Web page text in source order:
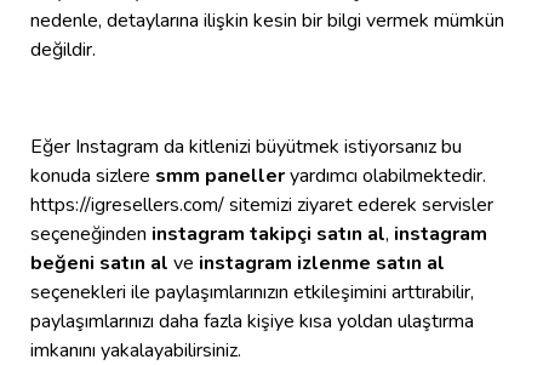
nedenle, detaylarına ilişkin kesin bir bilgi vermek mümkün
değildir.
Eğer Instagram da kitlenizi büyütmek istiyorsanız bu
konuda sizlere smm panelleryardımcı olabilmektedir.
https://igresellers.com/ sitemizi ziyaret ederek servisler
seçeneğinden instagram takipçi satın al, instagram
beğeni satın al ve instagram izlenme satın al
seçenekleri ile paylaşımlarınızın etkileşimini arttırabilir,
paylaşımlarınızı daha fazla kişiye kısa yoldan ulaştırma
imkanını yakalayabilirsiniz.